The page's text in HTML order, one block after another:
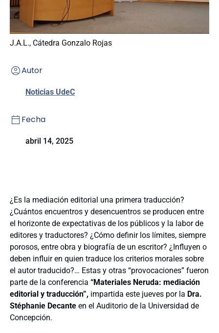
J.A.L., Cátedra Gonzalo Rojas
Autor
Noticias UdeC
Fecha
abril 14, 2025
¿Es la mediación editorial una primera traducción?
¿Cuántos encuentros y desencuentros se producen entre
el horizonte de expectativas de los públicos y la labor de
editores y traductores? ¿Cómo definir los límites, siempre
porosos, entre obra y biografía de un escritor? ¿Influyen o
deben influir en quien traduce los criterios morales sobre
el autor traducido?… Estas y otras “provocaciones” fueron
parte de la conferencia “Materiales Neruda: mediación
editorial y traducción”, impartida este jueves por la Dra.
Stéphanie Decante en el Auditorio de la Universidad de
Concepción.